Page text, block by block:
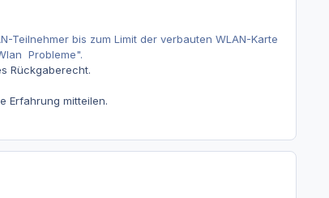
Teilnehmer bis zum Limit der verbauten WLAN-Karte
Probleme".
Rückgaberecht.
Erfahrung mitteilen.